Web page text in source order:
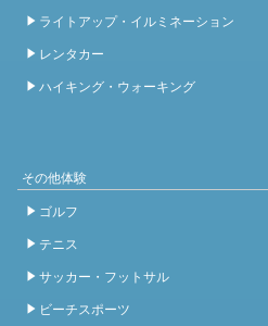
ライトアップ・イルミネーション
レンタカー
ハイキング・ウォーキング
その他体験
ゴルフ
テニス
サッカー・フットサル
ビーチスポーツ